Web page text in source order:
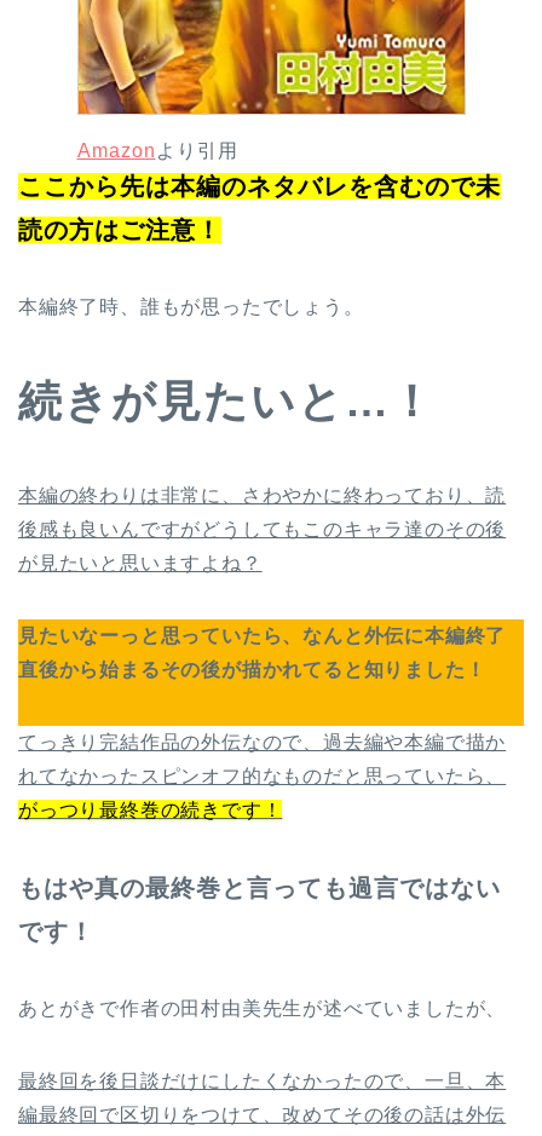
Amazon より引用
ここから先は本編のネタバレを含むので未
読の方はご注意！
本編終了時、誰もが思ったでしょう。
続きが見たいと…！
本編の終わりは非常に、さわやかに終わっており、読
後感も良いんですがどうしてもこのキャラ達のその後
が見たいと思いますよね？
見たいなーっと思っていたら、なんと外伝に本編終了
直後から始まるその後が描かれてると知りました！
てっきり完結作品の外伝なので、過去編や本編で描か
れてなかったスピンオフ的なものだと思っていたら、
がっつり最終巻の続きです！
もはや真の最終巻と言っても過言ではない
です！
あとがきで作者の田村由美先生が述べていましたが、
最終回を後日談だけにしたくなかったので、一旦、本
編最終回で区切りをつけて、改めてその後の話は外伝